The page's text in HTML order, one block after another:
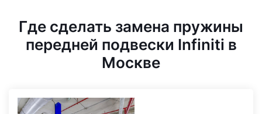
Где сделать замена пружины
передней подвески Infiniti в
Москве